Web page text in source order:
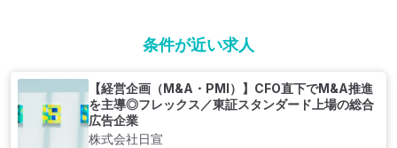
条件が近い求人
【経営企画（M&A・PMI）】CFO直下でM&A推進
を主導◎フレックス／東証スタンダード上場の総合
広告企業
株式会社日宣